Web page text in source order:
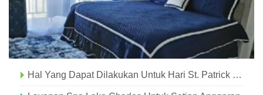
Hal Yang Dapat Dilakukan Untuk Hari St. Patrick Di Danau Charles